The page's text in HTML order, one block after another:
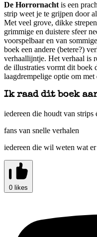
De Horrornachtis een
strip weet je te grijpen door
Met veel grove, dikke
grimmige en duistere sfeer
voorspelbaar en van
boek een andere (betere?)
verhaallijntje. Het verhaal is
de illustraties vormt dit boek
laagdrempelige optie om met
Ik raad dit boek
iedereen die houdt van strips
fans van snelle verhalen
iedereen die wil weten wat
0 likes